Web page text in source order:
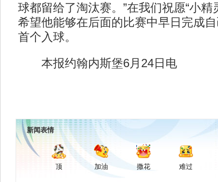
球都留给了淘汰赛。”在我们祝愿“小精
希望他能够在后面的比赛中早日完成
首个入球。
本报约翰内斯堡6月24日电
新闻表情
顶 加油 撒花 难过